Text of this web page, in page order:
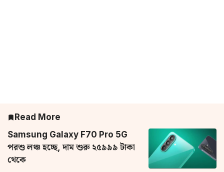
Read More
Samsung Galaxy F70 Pro 5G
পরশু লঞ্চ হচ্ছে, দাম শুরু ২৫৯৯৯ টাকা
থেকে